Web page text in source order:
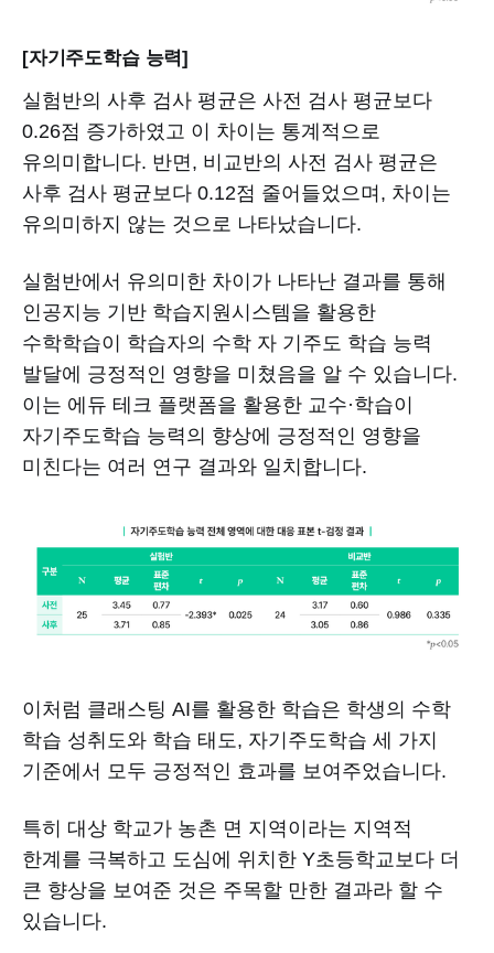
[자기주도학습 능력]
실험반의 사후 검사 평균은 사전 검사 평균보다
0.26점 증가하였고 이 차이는 통계적으로
유의미합니다. 반면, 비교반의 사전 검사 평균은
사후 검사 평균보다 0.12점 줄어들었으며, 차이는
유의미하지 않는 것으로 나타났습니다.
실험반에서 유의미한 차이가 나타난 결과를 통해
인공지능 기반 학습지원시스템을 활용한
수학학습이 학습자의 수학 자 기주도 학습 능력
발달에 긍정적인 영향을 미쳤음을 알 수 있습니다.
이는 에듀 테크 플랫폼을 활용한 교수·학습이
자기주도학습 능력의 향상에 긍정적인 영향을
미친다는 여러 연구 결과와 일치합니다.
이처럼 클래스팅 AI를 활용한 학습은 학생의 수학
학습 성취도와 학습 태도, 자기주도학습 세 가지
기준에서 모두 긍정적인 효과를 보여주었습니다.
특히 대상 학교가 농촌 면 지역이라는 지역적
한계를 극복하고 도심에 위치한 Y초등학교보다 더
큰 향상을 보여준 것은 주목할 만한 결과라 할 수
있습니다.